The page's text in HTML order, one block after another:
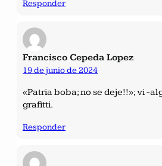
Responder
Francisco Cepeda Lopez
19 de junio de 2024
«Patria boba; no se deje!!»; vi -
grafitti.
Responder